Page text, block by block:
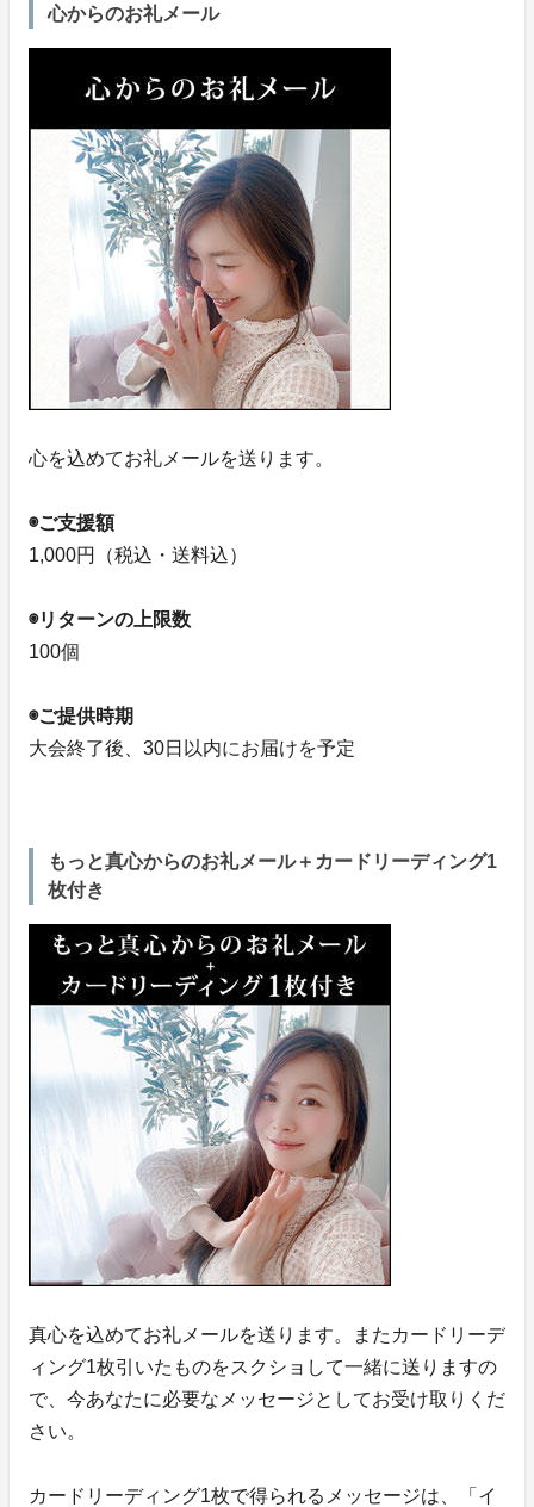
心からのお礼メール
心を込めてお礼メールを送ります。
◉ご支援額
1,000円（税込・送料込）
◉リターンの上限数
100個
◉ご提供時期
大会終了後、30日以内にお届けを予定
もっと真心からのお礼メール＋カードリーディング1
枚付き
真心を込めてお礼メールを送ります。またカードリーデ
ィング1枚引いたものをスクショして一緒に送りますの
で、今あなたに必要なメッセージとしてお受け取りくだ
さい。
カードリーディング1枚で得られるメッセージは、「イ